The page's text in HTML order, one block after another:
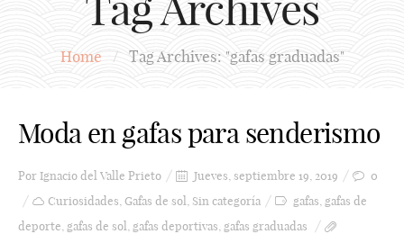
Home / Tag Archives: "gafas graduadas"
Moda en gafas para senderismo
PorIgnacio del Valle Prieto Jueves, septiembre 19, 2019
0
Curiosidades Gafas de sol Sin categoría gafas gafas de
deporte gafas de sol gafas deportivas gafas graduadas